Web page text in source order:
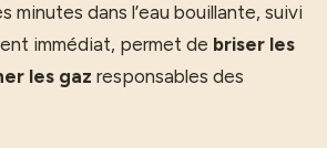
minutes dans l’eau bouillante, suivi
immédiat, permet de briser les
les gaz responsables des